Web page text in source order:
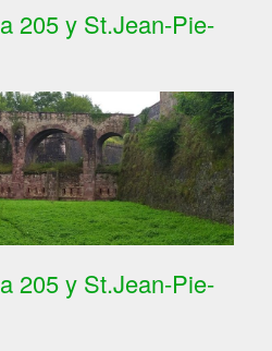
205 y St.Jean-Pie-
205 y St.Jean-Pie-